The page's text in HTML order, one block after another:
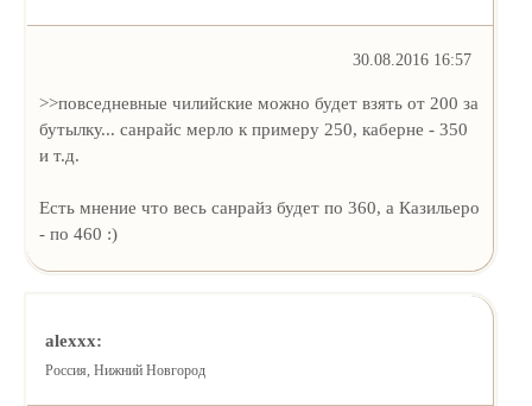
30.08.2016 16:57
>>повседневные чилийские можно будет взять от 200 за
бутылку... санрайс мерло к примеру 250, каберне - 350
и т.д.
Есть мнение что весь санрайз будет по 360, а Казильеро
- по 460 :)
alexxx:
Россия, Нижний Новгород